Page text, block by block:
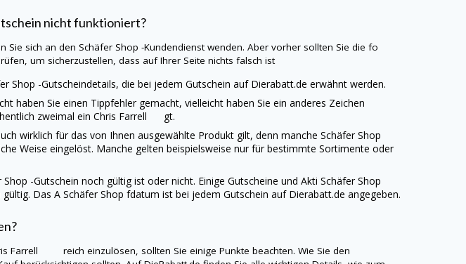
nicht funktioniert?
Sie sich an denSchäfer Shop-Kundendienst wenden. Aber vorher sollten Sie die fo
um sicherzustellen, dass auf Ihrer Seite nichts falsch ist
Shop -Gutscheindetails, die bei jedem Gutschein aufDierabatt.de erwähnt werden.
haben Sie einen Tippfehler gemacht, vielleicht haben Sie ein anderes Zeichen
zweimal ein Chris Farrell gt.
wirklich für das von Ihnen ausgewählte Produkt gilt, denn mancheSchäfer Shop
Weise eingelöst. Manche gelten beispielsweise nur für bestimmte Sortimente oder
Shop -Gutschein noch gültig ist oder nicht. Einige Gutscheine und AktiSchäfer Shop
gültig. Das ASchäfer Shopfdatum ist bei jedem Gutschein aufDierabatt.de angegeben.
Farrell reich einzulösen, sollten Sie einige Punkte beachten. Wie Sie den